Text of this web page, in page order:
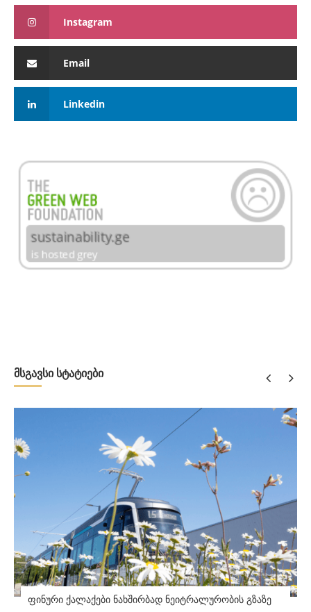
Instagram
Email
Linkedin
მსგავსი სტატიები
ფინური ქალაქები ნახშირბად ნეიტრალურობის გზაზე